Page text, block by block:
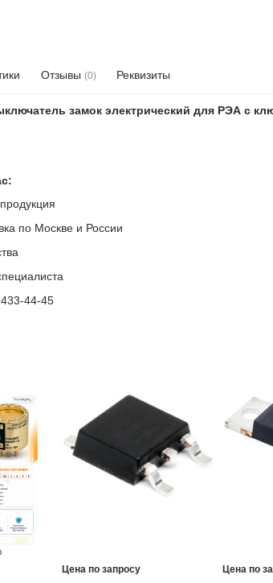
Отзывы (0) Реквизиты
замок электрический для РЭА с
по Москве и России
44-45
Цена по запросу
Цена по